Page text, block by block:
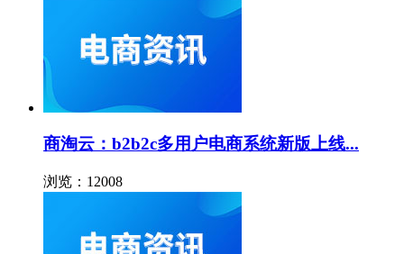
商淘云：b2b2c多用户电商系统新版上线...
浏览：12008